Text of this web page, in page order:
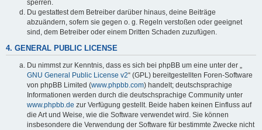
sperren.
Du gestattest dem Betreiber darüber hinaus, deine Beiträge
abzuändern, sofern sie gegen o. g. Regeln verstoßen oder geeignet
sind, dem Betreiber oder einem Dritten Schaden zuzufügen.
4. GENERAL PUBLIC LICENSE
Du nimmst zur Kenntnis, dass es sich bei phpBB um eine unter der „
GNU General Public License v2“ (GPL) bereitgestellten Foren-Software
von phpBB Limited (www.phpbb.com) handelt; deutschsprachige
Informationen werden durch die deutschsprachige Community unter
www.phpbb.de zur Verfügung gestellt. Beide haben keinen Einfluss auf
die Art und Weise, wie die Software verwendet wird. Sie können
insbesondere die Verwendung der Software für bestimmte Zwecke nicht